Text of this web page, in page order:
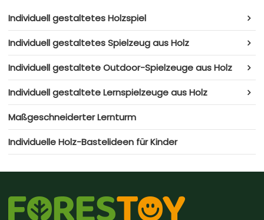
Individuell gestaltetes Holzspiel
Individuell gestaltetes Spielzeug aus Holz
Individuell gestaltete Outdoor-Spielzeuge aus Holz
Individuell gestaltete Lernspielzeuge aus Holz
Maßgeschneiderter Lernturm
Individuelle Holz-Bastelideen für Kinder